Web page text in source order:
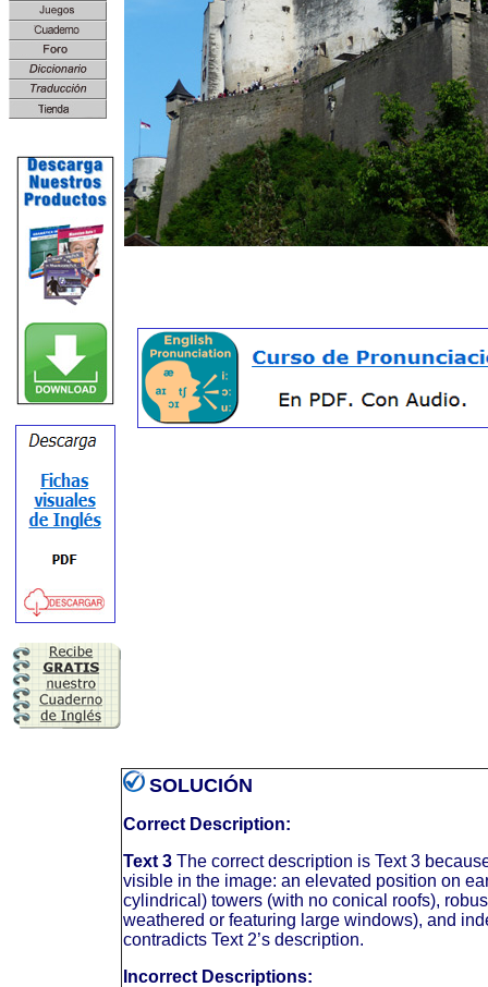
SOLUCIÓN
Correct Description:
Text 3 The correct description is Text 3
visible in the image: an elevated position on
cylindrical) towers (with no conical roofs),
weathered or featuring large windows), and
contradicts Text 2’s description.
Incorrect Descriptions: